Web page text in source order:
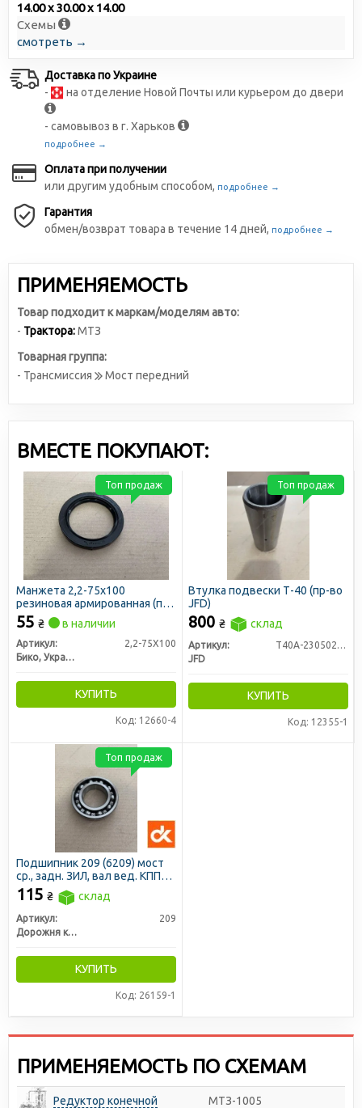
14.00 x 30.00 x 14.00
Схемы
смотреть →
Доставка по Украине
-
на отделение Новой Почты или курьером до двери
- самовывоз в г. Харьков
подробнее →
Оплата при получении
или другим удобным способом, подробнее →
Гарантия
обмен/возврат товара в течение 14 дней, подробнее →
ПРИМЕНЯЕМОСТЬ
Товар подходит к маркам/моделям авто:
- Трактора:МТЗ
Товарная группа:
- Трансмиссия
Мост передний
ВМЕСТЕ ПОКУПАЮТ:
Манжета 2,2-75х100
резиновая армированная (пр-
во Бико)
55 ₴ в наличии
Артикул:
2,2-75X100
Бико, Украина
КУПИТЬ
Код: 12660-4
Топ продаж
Втулка подвески Т-40 (пр-во
JFD)
800 ₴ склад
Артикул:
Т40А-2305022-Б
JFD
КУПИТЬ
Код: 12355-1
Топ продаж
Подшипник 209 (6209) мост
ср., задн. ЗИЛ, вал вед. КПП
ГАЗ 52, гидравл. мех. МТЗ
(ДК)
115 ₴ склад
Артикул:
209
Дорожня карта
КУПИТЬ
Код: 26159-1
Топ продаж
ПРИМЕНЯЕМОСТЬ ПО СХЕМАМ
Редуктор конечной
МТЗ-1005